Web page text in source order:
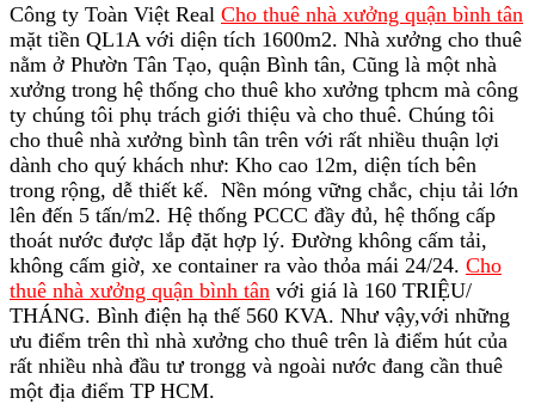
Công ty Toàn Việt Real Cho thuê nhà xưởng quận bình tân
mặt tiền QL1A với diện tích 1600m2. Nhà xưởng cho thuê
nằm ở Phườn Tân Tạo, quận Bình tân, Cũng là một nhà
xưởng trong hệ thống cho thuê kho xưởng tphcm mà công
ty chúng tôi phụ trách giới thiệu và cho thuê. Chúng tôi
cho thuê nhà xưởng bình tân trên với rất nhiều thuận lợi
dành cho quý khách như: Kho cao 12m, diện tích bên
trong rộng, dễ thiết kế. Nền móng vững chắc, chịu tải lớn
lên đến 5 tấn/m2. Hệ thống PCCC đầy đủ, hệ thống cấp
thoát nước được lắp đặt hợp lý. Đường không cấm tải,
không cấm giờ, xe container ra vào thỏa mái 24/24. Cho
thuê nhà xưởng quận bình tân với giá là 160 TRIỆU/
THÁNG. Bình điện hạ thế 560 KVA. Như vậy,với những
ưu điểm trên thì nhà xưởng cho thuê trên là điểm hút của
rất nhiều nhà đầu tư trongg và ngoài nước đang cần thuê
một địa điểm TP HCM.